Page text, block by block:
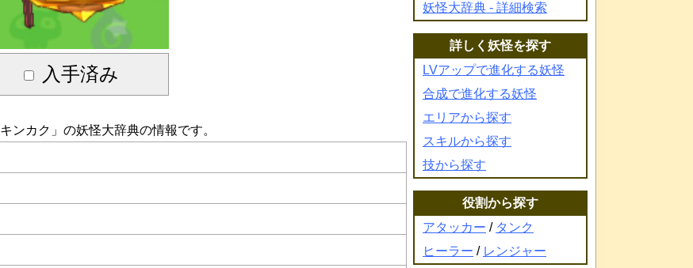
入手済み
キンカク 」の妖怪大辞典の情報です。
妖怪大辞典 - 詳細検索
詳しく妖怪を探す
LVアップで進化する妖怪
合成で進化する妖怪
エリアから探す
スキルから探す
技から探す
役割から探す
アタッカー / タンク
ヒーラー / レンジャー